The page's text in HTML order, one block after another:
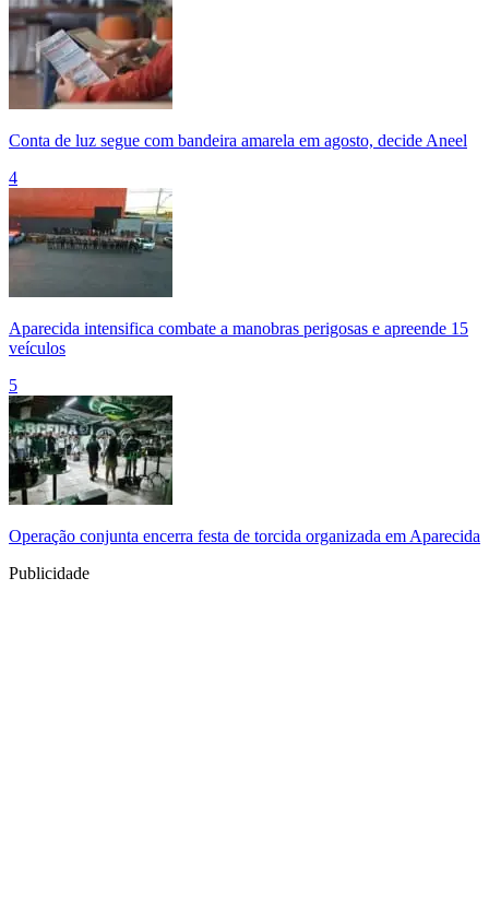
Conta de luz segue com bandeira amarela em agosto, decide Aneel
4
Aparecida intensifica combate a manobras perigosas e apreende 15
veículos
5
Operação conjunta encerra festa de torcida organizada em Aparecida
Publicidade